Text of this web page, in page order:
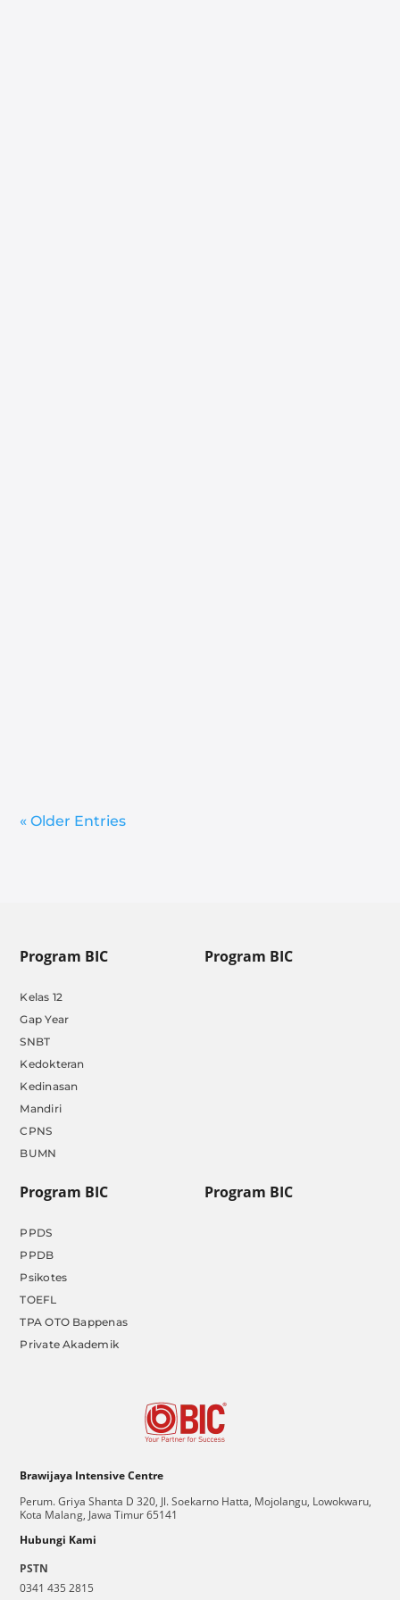
« Older Entries
Program BIC
Kelas 12
Gap Year
SNBT
Kedokteran
Kedinasan
Mandiri
CPNS
BUMN
Program BIC
Program BIC
PPDS
PPDB
Psikotes
TOEFL
TPA OTO Bappenas
Private Akademik
Program BIC
Brawijaya Intensive Centre
Perum. Griya Shanta D 320, Jl. Soekarno Hatta, Mojolangu, Lowokwaru,
Kota Malang, Jawa Timur 65141
Hubungi Kami
PSTN
0341 435 2815